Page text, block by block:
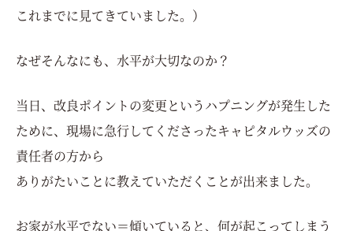
これまでに見てきていました。）
なぜそんなにも、水平が大切なのか？
当日、改良ポイントの変更というハプニングが発生した
ために、現場に急行してくださったキャピタルウッズの
責任者の方から
ありがたいことに教えていただくことが出来ました。
お家が水平でない＝傾いていると、何が起こってしまう